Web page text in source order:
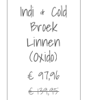
Indi & Cold
Broek
Linnen
(Oxido)
€ 97,96
€ 139,95